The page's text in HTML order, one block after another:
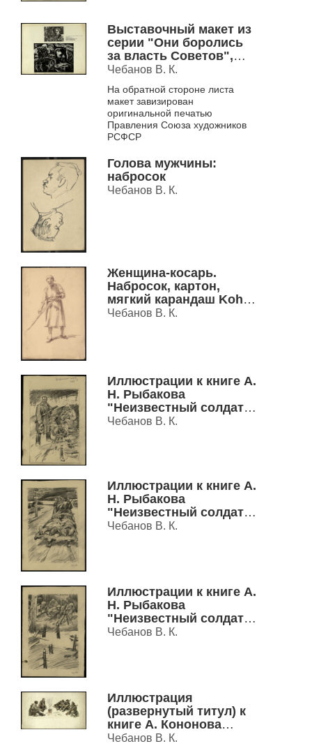
Выставочный макет из
серии "Они боролись
за власть Советов",
1980 г.
Чебанов В. К.
На обратной стороне листа
макет завизирован
оригинальной печатью
Правления Союза художников
РСФСР
Голова мужчины:
набросок
Чебанов В. К.
Женщина-косарь.
Набросок, картон,
мягкий карандаш Koh-i-
Noor
Чебанов В. К.
Иллюстрации к книге А.
Н. Рыбакова
"Неизвестный солдат":
наброски
Чебанов В. К.
Иллюстрации к книге А.
Н. Рыбакова
"Неизвестный солдат":
наброски
Чебанов В. К.
Иллюстрации к книге А.
Н. Рыбакова
"Неизвестный солдат":
наброски
Чебанов В. К.
Иллюстрация
(развернутый титул) к
книге А. Кононова
"Рассказы о Чапаеве"
Чебанов В. К.